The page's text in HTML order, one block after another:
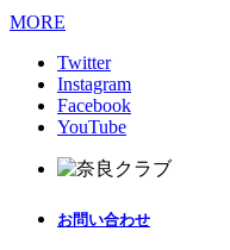
MORE
Twitter
Instagram
Facebook
YouTube
お問い合わせ